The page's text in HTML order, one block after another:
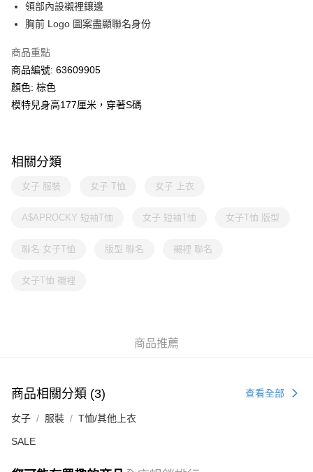
單筆訂單淨值滿$399可享免運費優惠
每筆HK$30.00，滿HK$399.00或以上免運費
滿$599可享澳門免運費優惠
領部內設襯裡鑲邊
胸前 Logo 圖案盡顯聯名身份
商品重點
商品編號: 63609905
顏色: 棕色
模特兒身高177厘米，穿著S碼
相關分類
女子 服裝 女子 T恤 女子 上衣
A$APROCKY 短袖T恤 女子 短袖T恤 女子T恤 版型
聯名 女子T恤 版型 聯名 襯裡 聯名
女子T恤 襯裡
商品推薦
商品相關分類 (3) 查看全部
女子 服裝 T恤/其他上衣
SALE